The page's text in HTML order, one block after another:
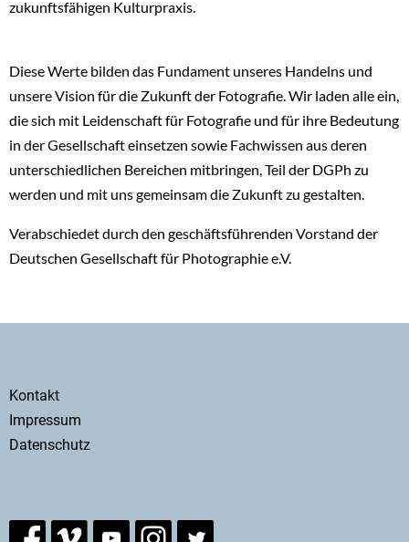
zukunftsfähigen Kulturpraxis.
Diese Werte bilden das Fundament unseres Handelns und
unsere Vision für die Zukunft der Fotografie. Wir laden alle ein,
die sich mit Leidenschaft für Fotografie und für ihre Bedeutung
in der Gesellschaft einsetzen sowie Fachwissen aus deren
unterschiedlichen Bereichen mitbringen, Teil der DGPh zu
werden und mit uns gemeinsam die Zukunft zu gestalten.
Verabschiedet durch den geschäftsführenden Vorstand der
Deutschen Gesellschaft für Photographie e.V.
Secondary
menu
Kontakt
Impressum
Datenschutz